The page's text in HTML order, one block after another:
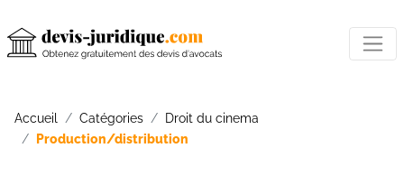
Accueil Catégories
Droit du cinema
Production/distribution